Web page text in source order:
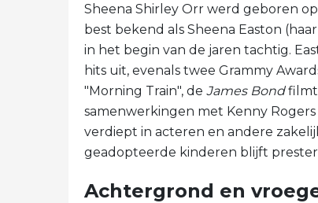
Sheena Shirley Orr werd geboren
best bekend als Sheena Easton
in het begin van de jaren tachtig.
hits uit, evenals twee Grammy
"Morning Train", de James Bond
samenwerkingen met Kenny
verdiept in acteren en andere
geadopteerde kinderen blijft
Achtergrond en